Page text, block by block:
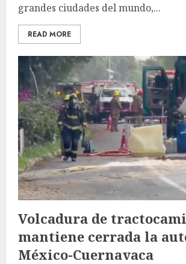
grandes ciudades del mundo,...
READ MORE
Volcadura de
mantiene cerrada la
México-Cuernavaca